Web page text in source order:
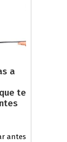
a
te
antes